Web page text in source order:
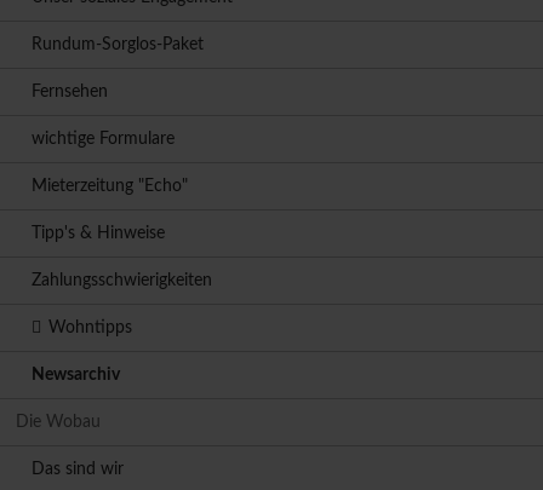
Rundum-Sorglos-Paket
Fernsehen
wichtige Formulare
Mieterzeitung "Echo"
Tipp's & Hinweise
Zahlungsschwierigkeiten
Wohntipps
Newsarchiv
Die Wobau
Das sind wir